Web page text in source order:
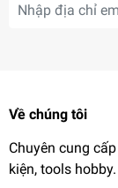
Về chúng tôi
Chuyên cung
kiện, tools